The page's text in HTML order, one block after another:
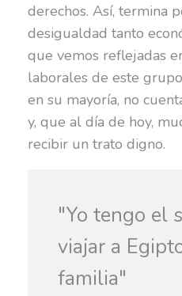
derechos. Así, termina
desigualdad tanto
que vemos reflejadas
laborales de este
en su mayoría, no
y, que al día de hoy,
recibir un trato digno.
"Yo tengo el
viajar a
familia"